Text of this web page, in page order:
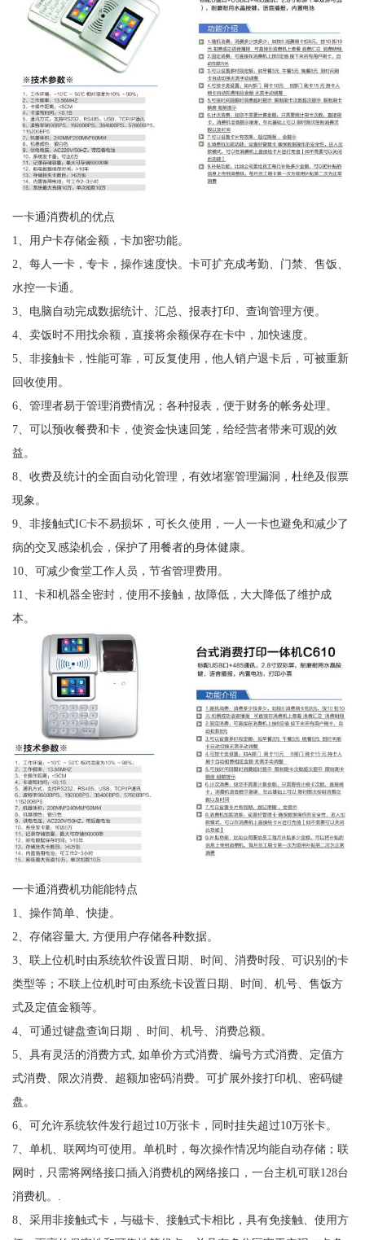
一卡通消费机的优点
1、用户卡存储金额，卡加密功能。
2、每人一卡，专卡，操作速度快。卡可扩充成考勤、门禁、售饭、
水控一卡通。
3、电脑自动完成数据统计、汇总、报表打印、查询管理方便。
4、卖饭时不用找余额，直接将余额保存在卡中，加快速度。
5、非接触卡，性能可靠，可反复使用，他人销户退卡后，可被重新
回收使用。
6、管理者易于管理消费情况；各种报表，便于财务的帐务处理。
7、可以预收餐费和卡，使资金快速回笼，给经营者带来可观的效
益。
8、收费及统计的全面自动化管理，有效堵塞管理漏洞，杜绝及假票
现象。
9、非接触式IC卡不易损坏，可长久使用，一人一卡也避免和减少了
病的交叉感染机会，保护了用餐者的身体健康。
10、可减少食堂工作人员，节省管理费用。
11、卡和机器全密封，使用不接触，故障低，大大降低了维护成
本。
一卡通消费机功能能特点
1、操作简单、快捷。
2、存储容量大, 方便用户存储各种数据。
3、联上位机时由系统软件设置日期、时间、消费时段、可识别的卡
类型等；不联上位机时可由系统卡设置日期、时间、机号、售饭方
式及定值金额等。
4、可通过键盘查询日期 、时间、机号、消费总额。
5、具有灵活的消费方式, 如单价方式消费、编号方式消费、定值方
式消费、限次消费、超额加密码消费。可扩展外接打印机、密码键
盘。
6、可允许系统软件发行超过10万张卡，同时挂失超过10万张卡。
7、单机、联网均可使用。单机时，每次操作情况均能自动存储；联
网时，只需将网络接口插入消费机的网络接口，一台主机可联128台
消费机。.
8、采用非接触式卡，与磁卡、接触式卡相比，具有免接触、使用方